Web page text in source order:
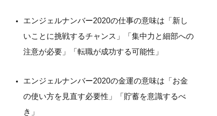
エンジェルナンバー2020の仕事の意味は「新し
いことに挑戦するチャンス」「集中力と細部への
注意が必要」「転職が成功する可能性」
エンジェルナンバー2020の金運の意味は「お金
の使い方を見直す必要性」「貯蓄を意識するべ
き」